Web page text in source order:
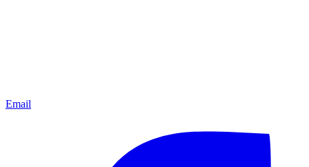
Email